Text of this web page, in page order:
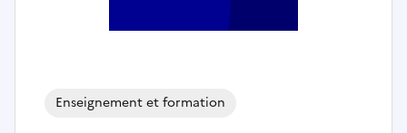
Enseignement et formation